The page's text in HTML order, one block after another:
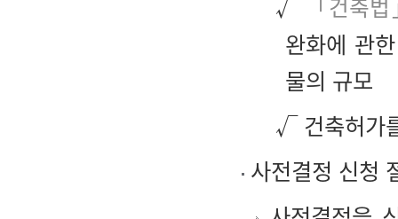
√
「건축
완화에 관
물의 규모
√ 건축허가
사전결정 신청